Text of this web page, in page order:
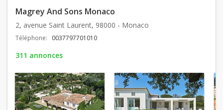
Magrey And Sons Monaco
2, avenue Saint Laurent, 98000 - Monaco
Téléphone: 0037797701010
311 annonces